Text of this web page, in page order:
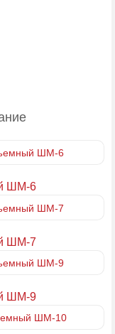
ШМ-6
ШМ-7
ШМ-9